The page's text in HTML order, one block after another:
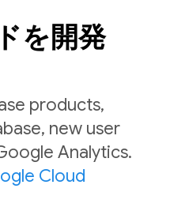
を開発
products,
new user
Analytics.
Cloud